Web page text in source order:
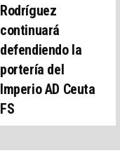
Rodríguez
continuará
defendiendo la
portería del
Imperio AD Ceuta
FS